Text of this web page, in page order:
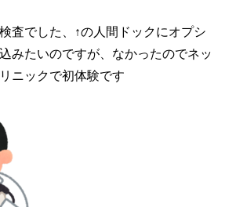
査でした、↑の人間ドックにオプシ
みたいのですが、なかったのでネッ
ニックで初体験です